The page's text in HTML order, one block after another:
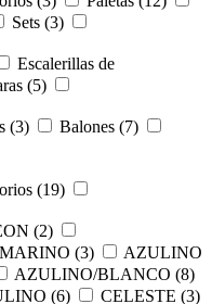
Sets (3)
Escalerillas de
(5)
(3)
Balones (7)
(19)
(2)
(3)
AZULINO
AZULINO/BLANCO (8)
(6)
CELESTE (3)